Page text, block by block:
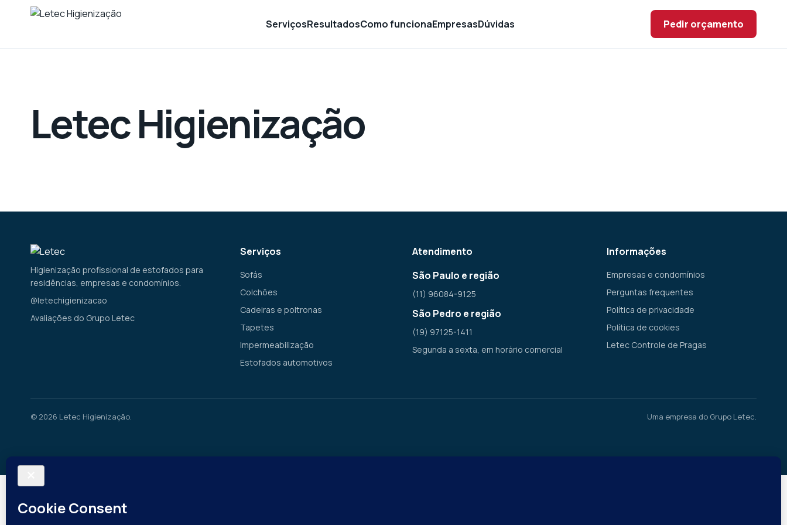
ServiçosResultadosComo funcionaEmpresasDúvidas Pedir orçamento
Letec Higienização
Higienização profissional de estofados para
residências, empresas e condomínios.
@letechigienizacao
Avaliações do Grupo Letec
Serviços
Sofás
Colchões
Cadeiras e poltronas
Tapetes
Impermeabilização
Estofados automotivos
Atendimento
São Paulo e região
(11) 96084-9125
São Pedro e região
(19) 97125-1411
Segunda a sexta, em horário comercial
Informações
Empresas e condomínios
Perguntas frequentes
Política de privacidade
Política de cookies
Letec Controle de Pragas
© 2026 Letec Higienização. Uma empresa do Grupo Letec.